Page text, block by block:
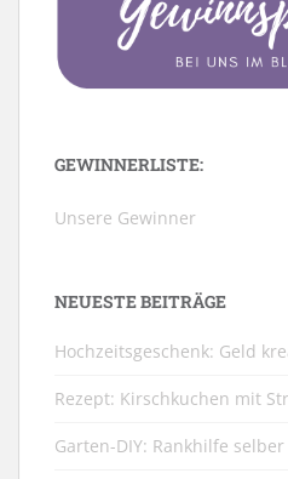
GEWINNERLISTE:
Unsere Gewinner
NEUESTE BEITRÄGE
Hochzeitsgeschenk: Geld
Rezept: Kirschkuchen mit
Garten-DIY: Rankhilfe